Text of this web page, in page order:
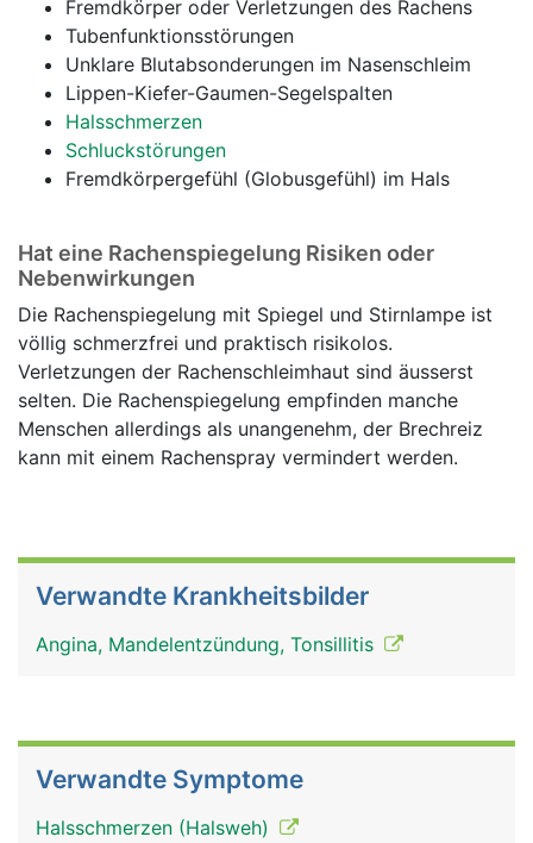
Fremdkörper oder Verletzungen des Rachens
Tubenfunktionsstörungen
Unklare Blutabsonderungen im Nasenschleim
Lippen-Kiefer-Gaumen-Segelspalten
Halsschmerzen
Schluckstörungen
Fremdkörpergefühl (Globusgefühl) im Hals
Hat eine Rachenspiegelung Risiken oder
Nebenwirkungen
Die Rachenspiegelung mit Spiegel und Stirnlampe ist
völlig schmerzfrei und praktisch risikolos.
Verletzungen der Rachenschleimhaut sind äusserst
selten. Die Rachenspiegelung empfinden manche
Menschen allerdings als unangenehm, der Brechreiz
kann mit einem Rachenspray vermindert werden.
Verwandte Krankheitsbilder
Angina, Mandelentzündung, Tonsillitis
Verwandte Symptome
Halsschmerzen (Halsweh)